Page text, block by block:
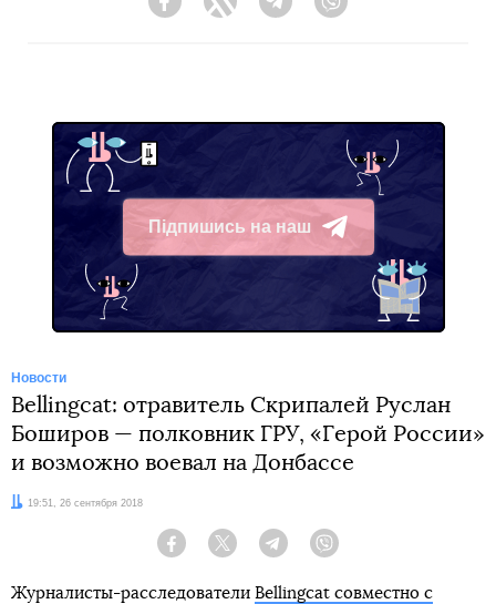
FacebookTwitter Telegram
Підпишись на наш
Telegram
Новости
Bellingcat: отравитель Скрипалей Руслан
Боширов — полковник ГРУ, «Герой России»
и возможно воевал на Донбассе
Дата:19:51, 26 сентября 2018
Facebook Twitter Telegram
Журналисты-расследователи Bellingcat совместно с